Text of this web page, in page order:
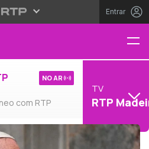
Entrar
com RTP
NO AR
TV
RTP